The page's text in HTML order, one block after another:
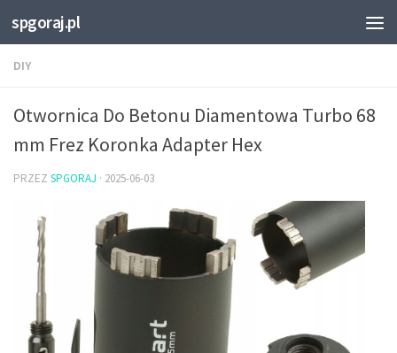
Przejdź do treści
spgoraj.pl
DIY
Otwornica Do Betonu Diamentowa Turbo 68
mm Frez Koronka Adapter Hex
PRZEZ SPGORAJ · 2025-06-03